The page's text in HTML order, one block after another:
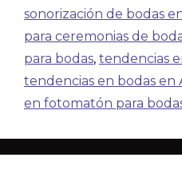
sonorización de bodas
para ceremonias de
para bodas, tendencias
tendencias en bodas en
en fotomatón para